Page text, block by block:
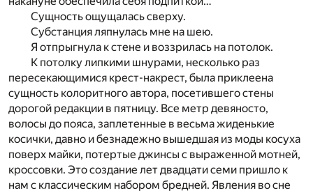
Сущность ощущалась сверху.
Субстанция ляпнулась мне на шею.
Я отпрыгнула к стене и воззрилась на потолок.
К потолку липкими шнурами, несколько раз
пересекающимися крест-накрест, была приклеена
сущность колоритного автора, посетившего стены
дорогой редакции в пятницу. Все метр девяносто,
волосы до пояса, заплетенные в весьма жиденькие
косички, давно и безнадежно вышедшая из моды косуха
поверх майки, потертые джинсы с выраженной мотней,
кроссовки. Это создание лет двадцати семи пришло к
нам с классическим набором бредней. Явления во сне